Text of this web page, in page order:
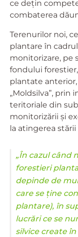
ce dețin
combaterea
Terenurilor noi,
plantare în
monitorizare, pe
fondului
plantate
„Moldsilva”,
teritoriale din
monitorizării și
la atingerea
„În cazul când
forestieri
depinde de
care se ține
plantare), în
lucrări ce se
silvice create